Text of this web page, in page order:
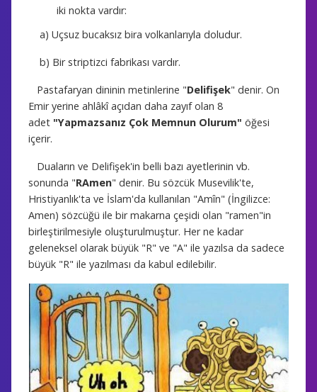
iki nokta vardır:
a) Uçsuz bucaksız bira volkanlarıyla doludur.
b) Bir striptizci fabrikası vardır.
Pastafaryan dininin metinlerine "Delifişek" denir. On
Emir yerine ahlâkî açıdan daha zayıf olan 8
adet "Yapmazsanız Çok Memnun Olurum" öğesi
içerir.
Duaların ve Delifişek'in belli bazı ayetlerinin vb.
sonunda "RAmen" denir. Bu sözcük Musevilik'te,
Hristiyanlık'ta ve İslam'da kullanılan "Amîn" (İngilizce:
Amen) sözcüğü ile bir makarna çeşidi olan "ramen"in
birleştirilmesiyle oluşturulmuştur. Her ne kadar
geleneksel olarak büyük "R" ve "A" ile yazılsa da sadece
büyük "R" ile yazılması da kabul edilebilir.